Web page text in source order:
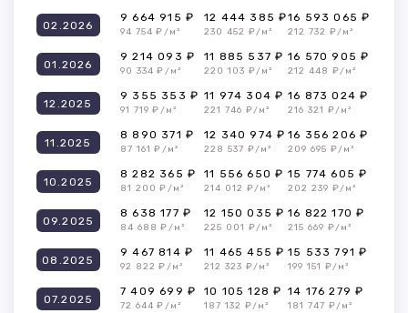
02.2026
9 664 915 ₽
94 754 ₽/м²
12 444 385 ₽
230 452 ₽/м²
16 593 065 ₽
212 732 ₽/м²
01.2026
9 214 093 ₽
90 334 ₽/м²
11 885 537 ₽
220 103 ₽/м²
16 570 905 ₽
212 448 ₽/м²
12.2025
9 355 353 ₽
91 719 ₽/м²
11 974 304 ₽
221 746 ₽/м²
16 873 024 ₽
216 321 ₽/м²
11.2025
8 890 371 ₽
87 161 ₽/м²
12 340 974 ₽
228 537 ₽/м²
16 356 206 ₽
209 695 ₽/м²
10.2025
8 282 365 ₽
81 200 ₽/м²
11 556 650 ₽
214 012 ₽/м²
15 774 605 ₽
202 239 ₽/м²
09.2025
8 638 177 ₽
84 688 ₽/м²
12 150 035 ₽
225 001 ₽/м²
16 822 170 ₽
215 669 ₽/м²
08.2025
9 467 814 ₽
92 822 ₽/м²
11 465 455 ₽
212 323 ₽/м²
15 533 791 ₽
199 151 ₽/м²
07.2025
7 409 699 ₽
72 644 ₽/м²
10 105 128 ₽
187 132 ₽/м²
14 176 279 ₽
181 747 ₽/м²